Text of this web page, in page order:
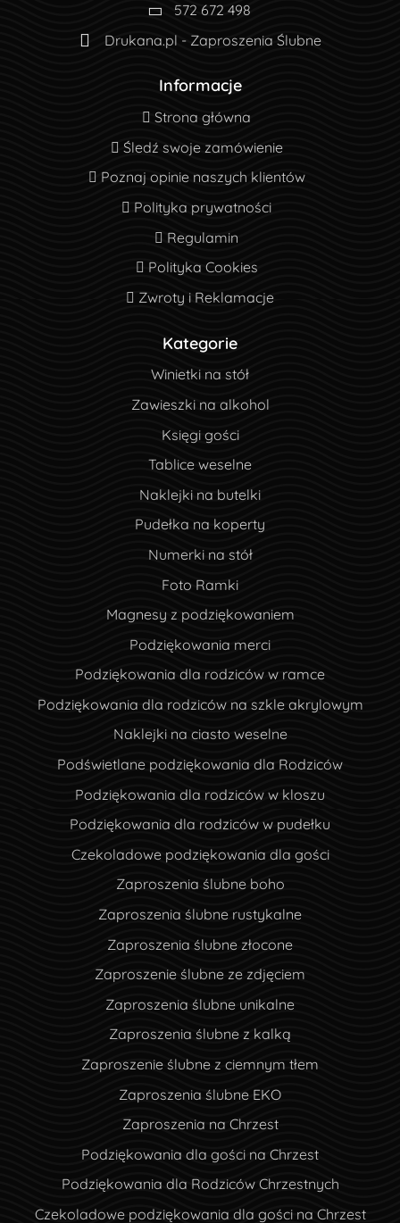
572 672 498
Drukana.pl - Zaproszenia Ślubne
Informacje
Strona główna
Strona główna
Śledź swoje zamówienie
Śledź swoje zamówienie
Poznaj opinie naszych klientów
Poznaj opinie naszych klientów
Polityka prywatności
Polityka prywatności
Regulamin
Regulamin
Polityka Cookies
Polityka Cookies
Zwroty i Reklamacje
Zwroty i Reklamacje
Kategorie
Winietki na stół
Zawieszki na alkohol
Księgi gości
Tablice weselne
Naklejki na butelki
Pudełka na koperty
Numerki na stół
Foto Ramki
Magnesy z podziękowaniem
Podziękowania merci
Podziękowania dla rodziców w ramce
Podziękowania dla rodziców na szkle akrylowym
Naklejki na ciasto weselne
Podświetlane podziękowania dla Rodziców
Podziękowania dla rodziców w kloszu
Podziękowania dla rodziców w pudełku
Czekoladowe podziękowania dla gości
Zaproszenia ślubne boho
Zaproszenia ślubne rustykalne
Zaproszenia ślubne złocone
Zaproszenie ślubne ze zdjęciem
Zaproszenia ślubne unikalne
Zaproszenia ślubne z kalką
Zaproszenie ślubne z ciemnym tłem
Zaproszenia ślubne EKO
Zaproszenia na Chrzest
Podziękowania dla gości na Chrzest
Podziękowania dla Rodziców Chrzestnych
Czekoladowe podziękowania dla gości na Chrzest